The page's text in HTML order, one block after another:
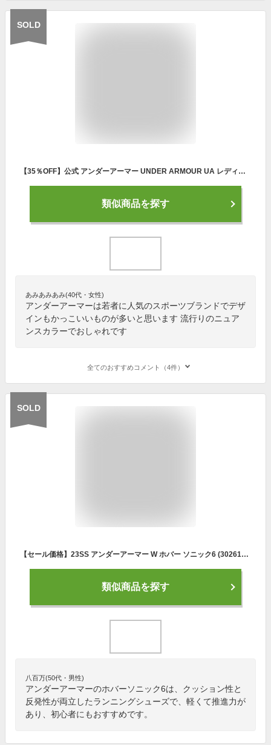
SOLD
【35％OFF】公式 アンダーアーマー UNDER ARMOUR UA レディース ランニング ランニングシューズ チャージド パスート3 アウトドア スポーツ ジム 運動 部活 靴 運動靴 紐 通気性 軽量 メッシュ フィット 耐久性 で弾力性
類似商品を探す
あみあみあみ(40代・女性)
アンダーアーマーは若者に人気のスポーツブランドでデザ
インもかっこいいものが多いと思います 流行りのニュア
ンスカラーでおしゃれです
全てのおすすめコメント（4件）
SOLD
【セール価格】23SS アンダーアーマー W ホバー ソニック6 (3026128) レディス レディース UA ランニングシューズ ランニング シューズ スニーカー レディースシューズ おすすめ 初心者
類似商品を探す
八百万(50代・男性)
アンダーアーマーのホバーソニック6は、クッション性と
反発性が両立したランニングシューズで、軽くて推進力が
あり、初心者にもおすすめです。